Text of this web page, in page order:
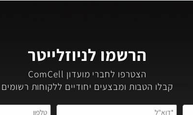
הרשמו לניוזלייטר
הצטרפו לחברי מועדון ComCell
קבלו הטבות ומבצעים יחודיים ללקוחות רשומים